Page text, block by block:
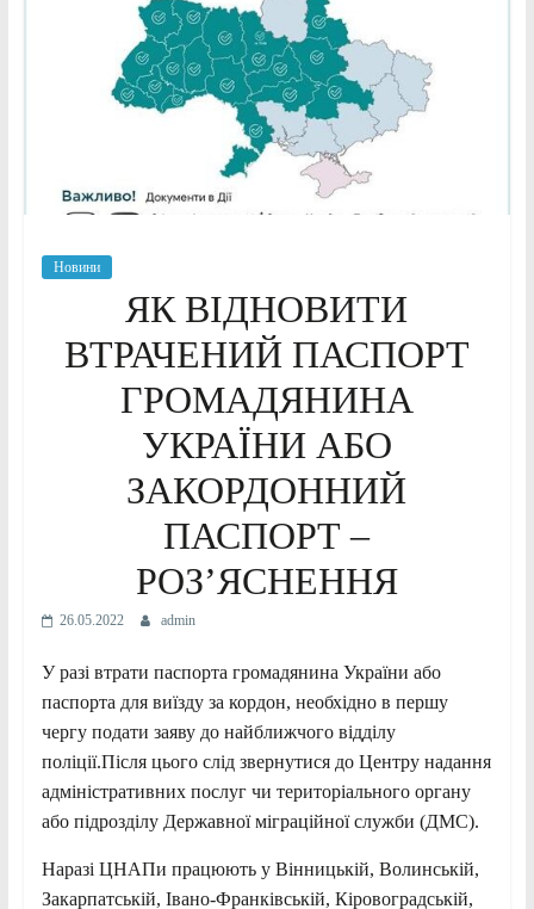
Новини
ЯК ВІДНОВИТИ
ВТРАЧЕНИЙ ПАСПОРТ
ГРОМАДЯНИНА
УКРАЇНИ АБО
ЗАКОРДОННИЙ
ПАСПОРТ –
РОЗ’ЯСНЕННЯ
26.05.2022 admin
У разі втрати паспорта громадянина України або
паспорта для виїзду за кордон, необхідно в першу
чергу подати заяву до найближчого відділу
поліції.Після цього слід звернутися до Центру надання
адміністративних послуг чи територіального органу
або підрозділу Державної міграційної служби (ДМС).
Наразі ЦНАПи працюють у Вінницькій, Волинській,
Закарпатській, Івано-Франківській, Кіровоградській,